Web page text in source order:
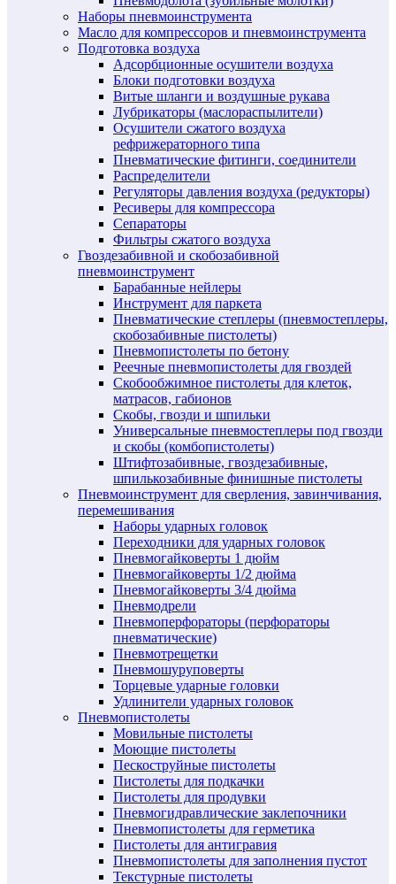
Наборы пневмоинструмента
Масло для компрессоров и пневмоинструмента
Подготовка воздуха
Адсорбционные осушители воздуха
Блоки подготовки воздуха
Витые шланги и воздушные рукава
Лубрикаторы (маслораспылители)
Осушители сжатого воздуха
рефрижераторного типа
Пневматические фитинги, соединители
Распределители
Регуляторы давления воздуха (редукторы)
Ресиверы для компрессора
Сепараторы
Фильтры сжатого воздуха
Гвоздезабивной и скобозабивной
пневмоинструмент
Барабанные нейлеры
Инструмент для паркета
Пневматические степлеры (пневмостеплеры,
скобозабивные пистолеты)
Пневмопистолеты по бетону
Реечные пневмопистолеты для гвоздей
Скобообжимное пистолеты для клеток,
матрасов, габионов
Скобы, гвозди и шпильки
Универсальные пневмостеплеры под гвозди
и скобы (комбопистолеты)
Штифтозабивные, гвоздезабивные,
шпилькозабивные финишные пистолеты
Пневмоинструмент для сверления, завинчивания,
перемешивания
Наборы ударных головок
Переходники для ударных головок
Пневмогайковерты 1 дюйм
Пневмогайковерты 1/2 дюйма
Пневмогайковерты 3/4 дюйма
Пневмодрели
Пневмоперфораторы (перфораторы
пневматические)
Пневмотрещетки
Пневмошуруповерты
Торцевые ударные головки
Удлинители ударных головок
Пневмопистолеты
Мовильные пистолеты
Моющие пистолеты
Пескоструйные пистолеты
Пистолеты для подкачки
Пистолеты для продувки
Пневмогидравлические заклепочники
Пневмопистолеты для герметика
Пистолеты для антигравия
Пневмопистолеты для заполнения пустот
Текстурные пистолеты